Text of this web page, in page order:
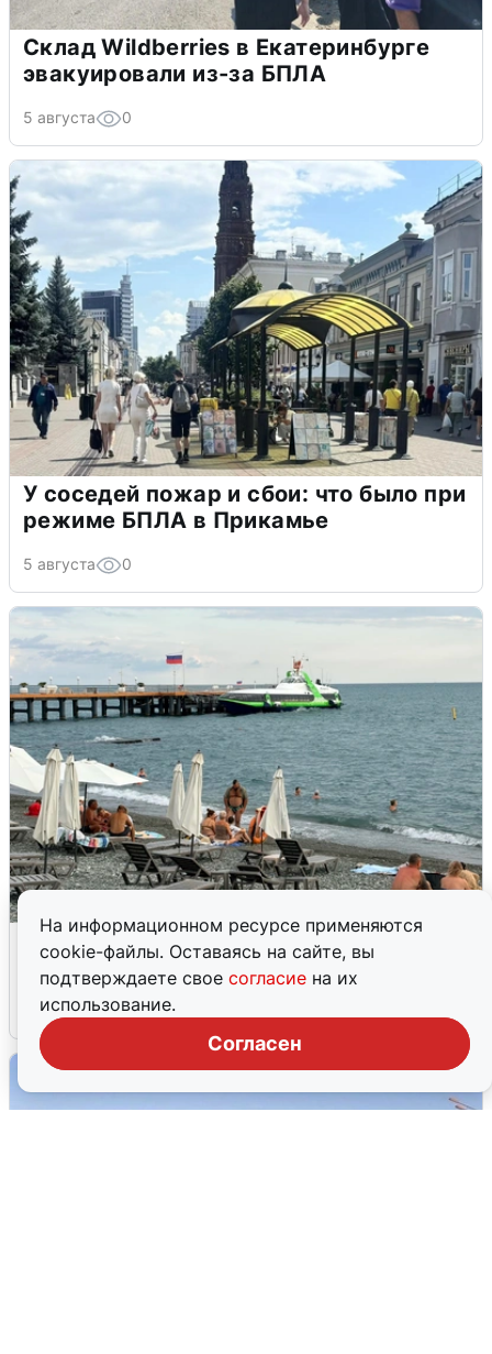
На информационном ресурсе применяются
cookie-файлы. Оставаясь на сайте, вы
подтверждаете свое согласие на их
использование.
Согласен
Склад Wildberries в Екатеринбурге
эвакуировали из-за БПЛА
5 августа 0
У соседей пожар и сбои: что было при
режиме БПЛА в Прикамье
5 августа 0
Жители и туристы Сочи рассказали
об атаке БПЛА 5 августа
5 августа 0